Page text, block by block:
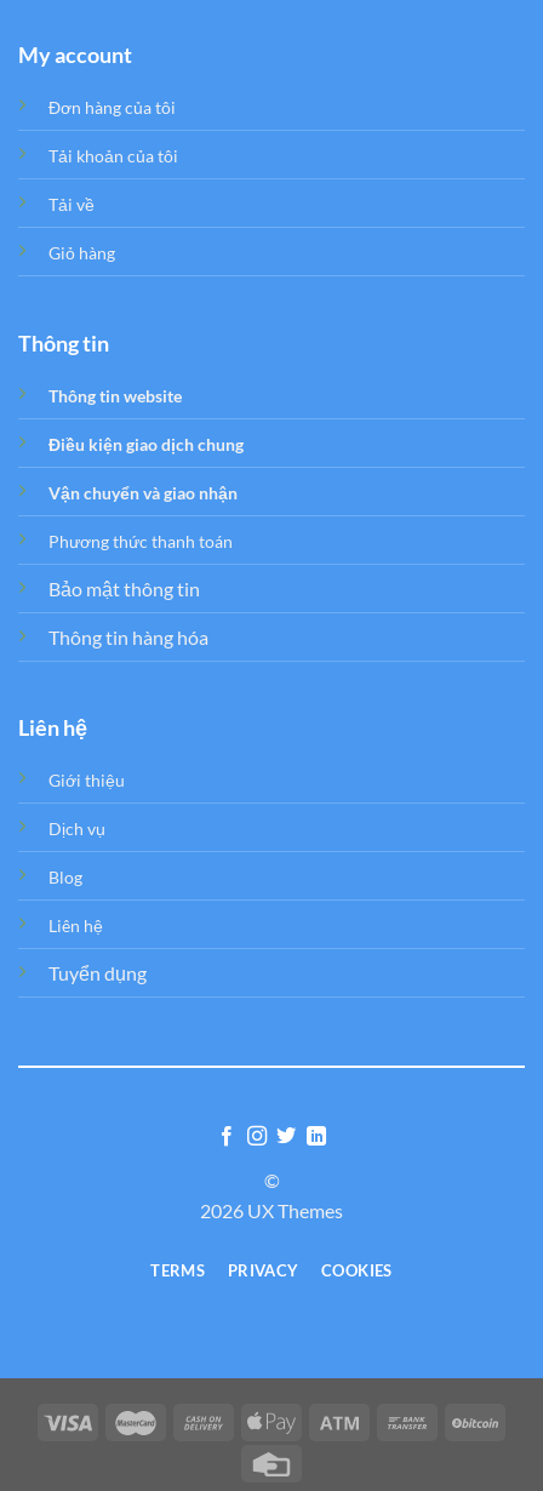
My account
Đơn hàng của tôi
Tải khoản của tôi
Tải về
Giỏ hàng
Thông tin
Thông tin website
Điều kiện giao dịch chung
Vận chuyển và giao nhận
Phương thức thanh toán
Bảo mật thông tin
Thông tin hàng hóa
Liên hệ
Giới thiệu
Dịch vụ
Blog
Liên hệ
Tuyển dụng
©
2026 UX Themes
TERMS PRIVACY COOKIES